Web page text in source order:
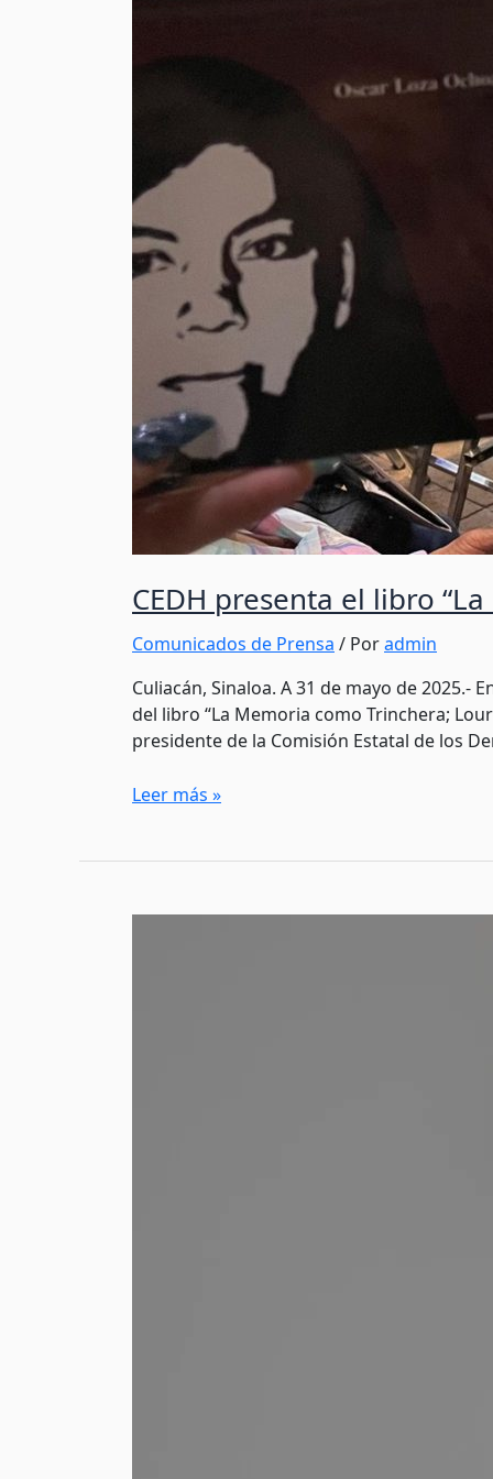
CEDH presenta el libro
Comunicados de Prensa / Poradmin
Culiacán, Sinaloa. A 31 de mayo de
del libro “La Memoria como Trinchera;
presidente de la Comisión Estatal de los
Leer más »